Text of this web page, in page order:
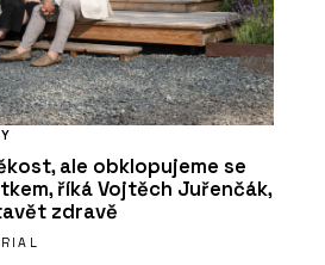
ale obklopujeme se
říká Vojtěch Juřenčák,
zdravě